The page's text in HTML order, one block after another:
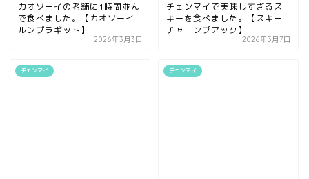
カオソーイの老舗に1時間並ん
で食べました。【カオソーイ
ルンプラギット】
2026年3月3日
チェンマイで美味しすぎるス
キーを食べました。【スキー
チャーンプアック】
2026年3月7日
チェンマイ チェンマイ